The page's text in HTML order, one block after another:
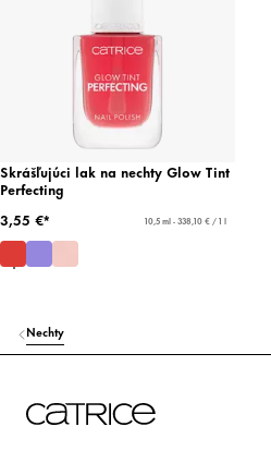
Skrášľujúci lak na nechty Glow Tint
Perfecting
3,55 €*
10,5 ml - 338,10 € / 1 l
Nechty